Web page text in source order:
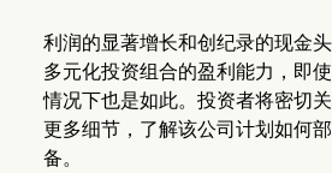
利润的显著增长和创纪录的现金
多元化投资组合的盈利能力，即
情况下也是如此。投资者将密切
更多细节，了解该公司计划如何
备。